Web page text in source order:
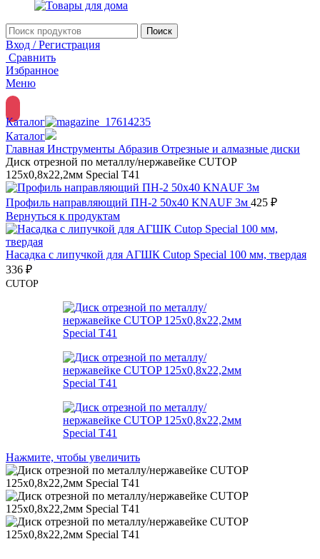
Поиск
Вход / Регистрация
Сравнить
Избранное
Меню
Каталог
Каталог
Главная Инструменты Абразив Отрезные и алмазные диски
Диск отрезной по металлу/нержавейке CUTOP
125х0,8х22,2мм Special Т41
Профиль направляющий ПН-2 50х40 KNAUF 3м 425 ₽
Вернуться к продуктам
Насадка с липучкой для АГШК Cutop Special 100 мм, твердая
336 ₽
CUTOP
Нажмите, чтобы увеличить